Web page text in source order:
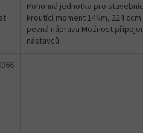
Pohonná jednotka pro
kroutící moment 14Nm, 224
pevná náprava Možnost
nástavců